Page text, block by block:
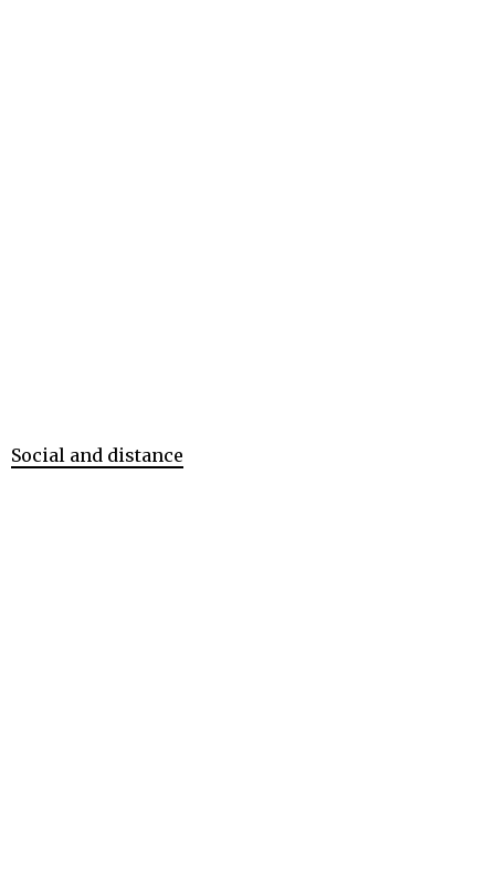
Social and distance